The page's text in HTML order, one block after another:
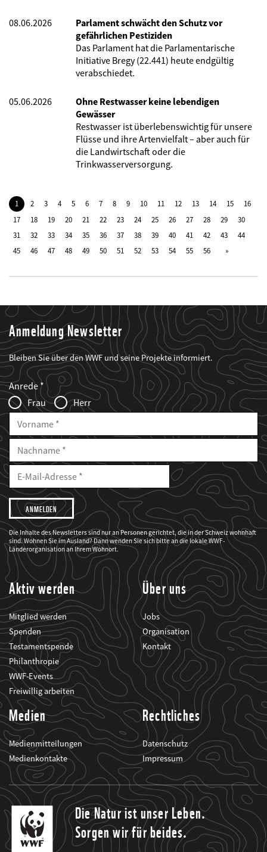
08.06.2026
Parlament schwächt den Schutz vor
gefährlichen Pestiziden
Das Parlament hat die Parlamentarische
Initiative Bregy (22.441) heute endgültig
verabschiedet.
05.06.2026
Ohne Restwasser keine lebendigen
Gewässer
Restwasser ist überlebenswichtig für unsere
Flüsse und ihre Artenvielfalt – aber auch für
die Landwirtschaft oder die
Trinkwasserversorgung.
1 2 3 4 5 6 7 8 9 10 11 12 13 14 15
16
17
18 19 20 21 22 23 24 25 26 27 28 29
30
31
32 33 34 35 36 37 38 39 40 41 42 43
44
45
46 47 48 49 50 51 52 53 54 55 56
Anmeldung Newsletter
Bleiben Sie über den WWF und seine Projekte informiert.
Web2Case
Infofelder
Fieldset
anrede_name
Anrede
Frau
Herr
Vorname
Nachname
E-
Mailadresse
E-
Adresse
Ich
möchte,
dass
der
WWF
mich
über
seine
Projekte
informiert.
Die Inhalte des Newsletters sind nur an Personen gerichtet, die in der Schweiz wohnhaft
sind. Wohnen Sie im Ausland? Dann wenden Sie sich bitte an die lokale WWF-
Länderorganisation an Ihrem Wohnort.
Aktiv werden
Mitglied werden
Spenden
Testamentspende
Philanthropie
WWF-Events
Freiwillig arbeiten
Über uns
Jobs
Organisation
Kontakt
Medien
Medienmitteilungen
Medienkontakte
Rechtliches
Datenschutz
Impressum
Die Natur ist unser Leben.
Sorgen wir für beides.